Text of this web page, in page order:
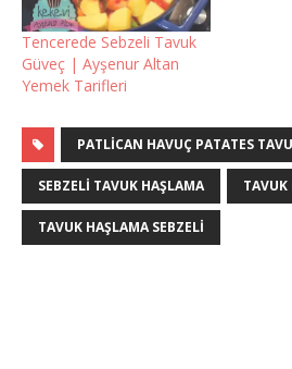
Tencerede Sebzeli Tavuk
Güveç | Ayşenur Altan
Yemek Tarifleri
PATLICAN HAVUÇ PATATES
SEBZELI TAVUK HAŞLAMA TAVUK
TAVUK HAŞLAMA SEBZELI